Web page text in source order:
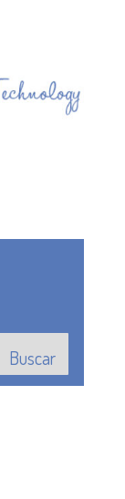
Buscar